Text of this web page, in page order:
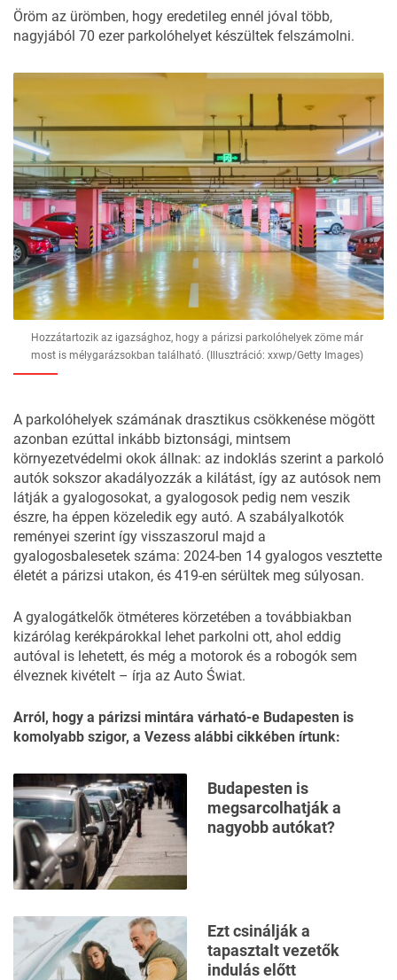
Öröm az ürömben, hogy eredetileg ennél jóval több,
nagyjából 70 ezer parkolóhelyet készültek felszámolni.
Hozzátartozik az igazsághoz, hogy a párizsi parkolóhelyek zöme már
most is mélygarázsokban található. (Illusztráció: xxwp/Getty Images)
A parkolóhelyek számának drasztikus csökkenése mögött
azonban ezúttal inkább biztonsági, mintsem
környezetvédelmi okok állnak: az indoklás szerint a parkoló
autók sokszor akadályozzák a kilátást, így az autósok nem
látják a gyalogosokat, a gyalogosok pedig nem veszik
észre, ha éppen közeledik egy autó. A szabályalkotók
reményei szerint így visszaszorul majd a
gyalogosbalesetek száma: 2024-ben 14 gyalogos vesztette
életét a párizsi utakon, és 419-en sérültek meg súlyosan.
A gyalogátkelők ötméteres körzetében a továbbiakban
kizárólag kerékpárokkal lehet parkolni ott, ahol eddig
autóval is lehetett, és még a motorok és a robogók sem
élveznek kivételt – írja az Auto Świat.
Arról, hogy a párizsi mintára várható-e Budapesten is
komolyabb szigor, a Vezess alábbi cikkében írtunk:
Budapesten is
megsarcolhatják a
nagyobb autókat?
Ezt csinálják a
tapasztalt vezetők
indulás előtt